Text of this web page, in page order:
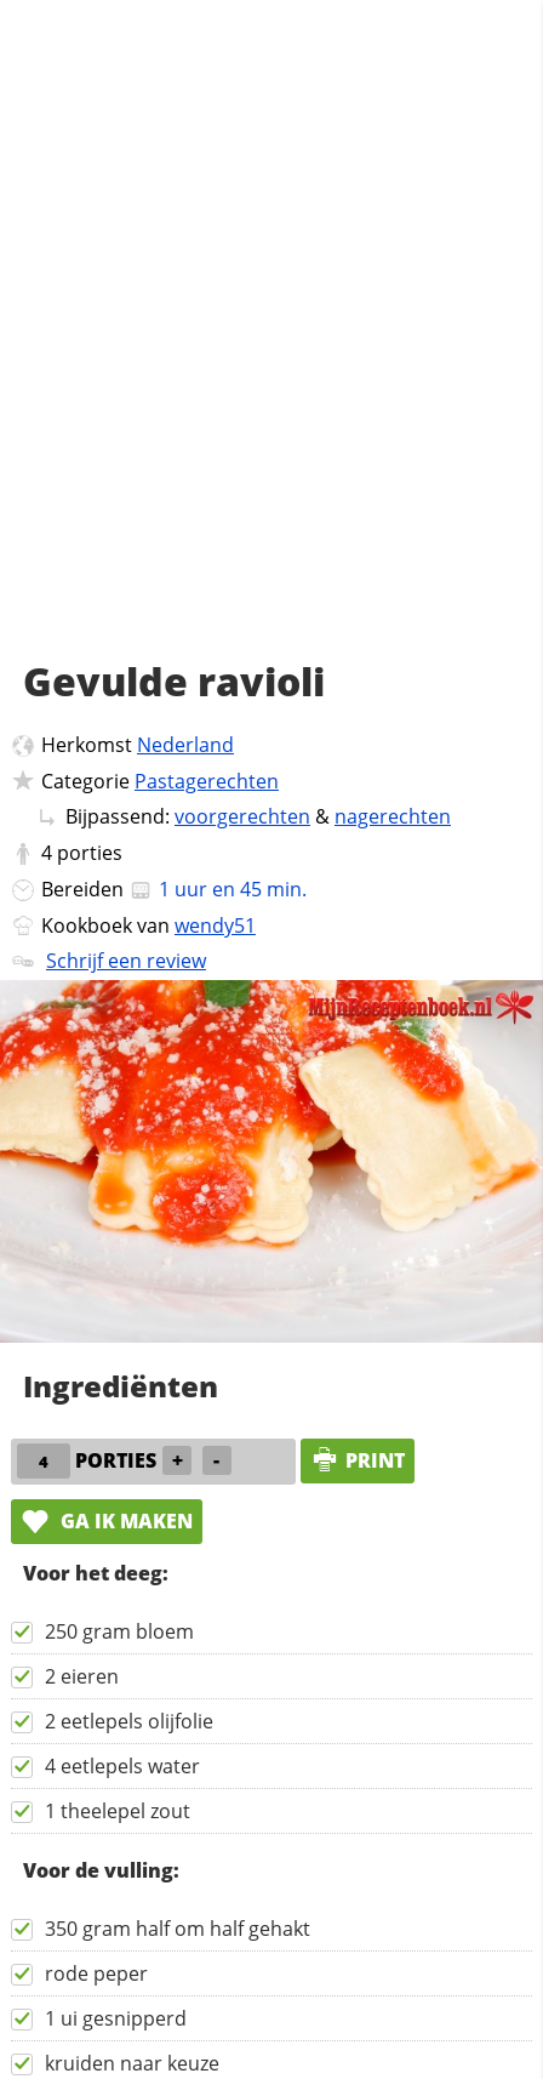
Gevulde ravioli
Herkomst Nederland
Categorie Pastagerechten
Bijpassend: voorgerechten & nagerechten
4 porties
Bereiden
1 uur en 45 min.
Kookboek van wendy51
Schrijf een review
Ingrediënten
PORTIES + - PRINT
GA IK MAKEN
Voor het deeg:
250 gram bloem
2 eieren
2 eetlepels olijfolie
4 eetlepels water
1 theelepel zout
Voor de vulling:
350 gram half om half gehakt
rode peper
1 ui gesnipperd
kruiden naar keuze